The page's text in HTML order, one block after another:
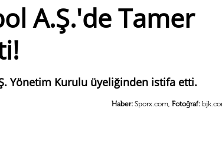
A.Ş.'de Tamer
Yönetim Kurulu üyeliğinden istifa etti.
Haber: Sporx.com, Fotoğraf: